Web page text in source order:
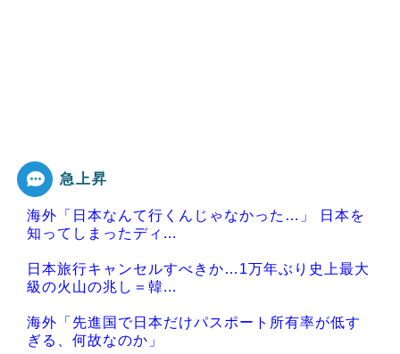
急上昇
海外「日本なんて行くんじゃなかった…」 日本を
知ってしまったディ...
日本旅行キャンセルすべきか…1万年ぶり史上最大
級の火山の兆し＝韓...
海外「先進国で日本だけパスポート所有率が低す
ぎる、何故なのか」